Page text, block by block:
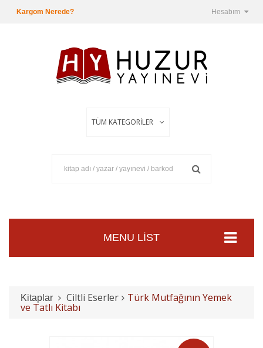
Hesabım
Kargom Nerede?
MENU LIST
Kitaplar Ciltli Eserler Türk Mutfağının Yemek
ve Tatlı Kitabı